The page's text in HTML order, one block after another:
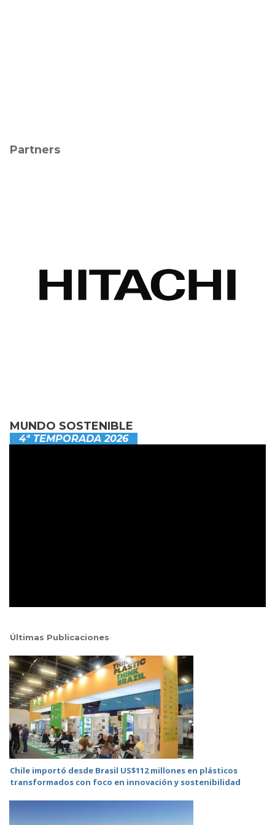
Partners
MUNDO SOSTENIBLE
4ª TEMPORADA 2026
Últimas Publicaciones
Chile importó desde Brasil US$112 millones en plásticos
transformados con foco en innovación y sostenibilidad